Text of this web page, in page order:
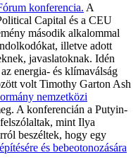
konferencia. A
Capital és a CEU
második alkalommal
illetve adott
javaslatoknak. Idén
energia- és klímaválság
volt Timothy Garton Ash
nemzetközi
A konferencián a Putyin-
mint Ilya
beszéltek, hogy egy
és bebeotonozására